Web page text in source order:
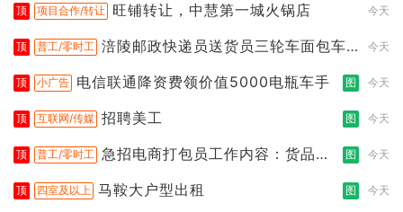
顶 项目合作/转让 旺铺转让，中慧第一城火锅店 今天
顶 普工/零时工 涪陵邮政快递员送货员三轮车面包车
今天
顶 小广告 电信联通降资费领价值5000电瓶车手 图 今天
顶 互联网/传媒 招聘美工 图 今天
顶 普工/零时工 急招电商打包员工作内容：货品分
图 今天
顶 四室及以上 马鞍大户型出租 图 今天